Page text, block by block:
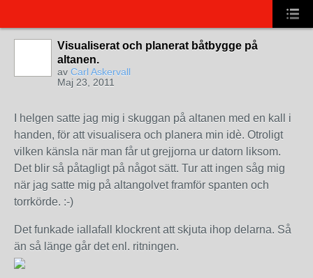
Visualiserat och planerat båtbygge på
altanen.
av Carl Askervall
Maj 23, 2011
I helgen satte jag mig i skuggan på altanen med en kall i
handen, för att visualisera och planera min idè. Otroligt
vilken känsla när man får ut grejjorna ur datorn liksom.
Det blir så påtagligt på något sätt. Tur att ingen såg mig
när jag satte mig på altangolvet framför spanten och
torrkörde. :-)
Det funkade iallafall klockrent att skjuta ihop delarna. Så
än så länge går det enl. ritningen.